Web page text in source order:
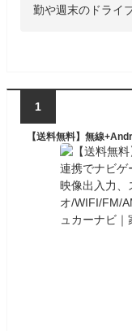
勤や週末のドライ
1